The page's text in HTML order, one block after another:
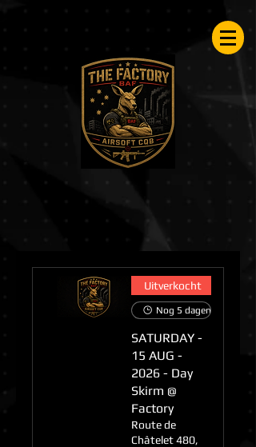
Uitverkocht
Nog 5 dagen tot het
SATURDAY -
15 AUG -
2026 - Day
Skirm @
Factory
Route de
Châtelet 480,